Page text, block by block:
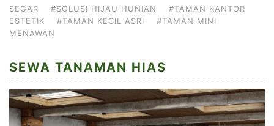
SEGAR
#SOLUSI HIJAU HUNIAN
#TAMAN KANTOR
ESTETIK
#TAMAN KECIL ASRI
#TAMAN MINI
MENAWAN
SEWA TANAMAN HIAS